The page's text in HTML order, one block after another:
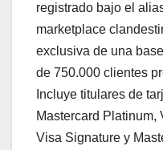
registrado bajo el
marketplace
exclusiva de una
de 750.000 clientes
Incluye titulares de
Mastercard Platinum,
Visa Signature y